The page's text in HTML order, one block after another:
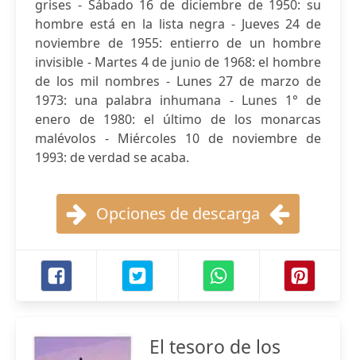
grises - Sábado 16 de diciembre de 1950: su
hombre está en la lista negra - Jueves 24 de
noviembre de 1955: entierro de un hombre
invisible - Martes 4 de junio de 1968: el hombre
de los mil nombres - Lunes 27 de marzo de
1973: una palabra inhumana - Lunes 1° de
enero de 1980: el último de los monarcas
malévolos - Miércoles 10 de noviembre de
1993: de verdad se acaba.
Opciones de descarga
El tesoro de los